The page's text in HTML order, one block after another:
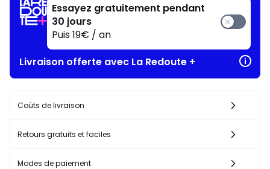
Essayez gratuitement pendant
30 jours
Puis 19€ / an
Livraison offerte avec La Redoute +
Coûts de livraison
Retours gratuits et faciles
Modes de paiement